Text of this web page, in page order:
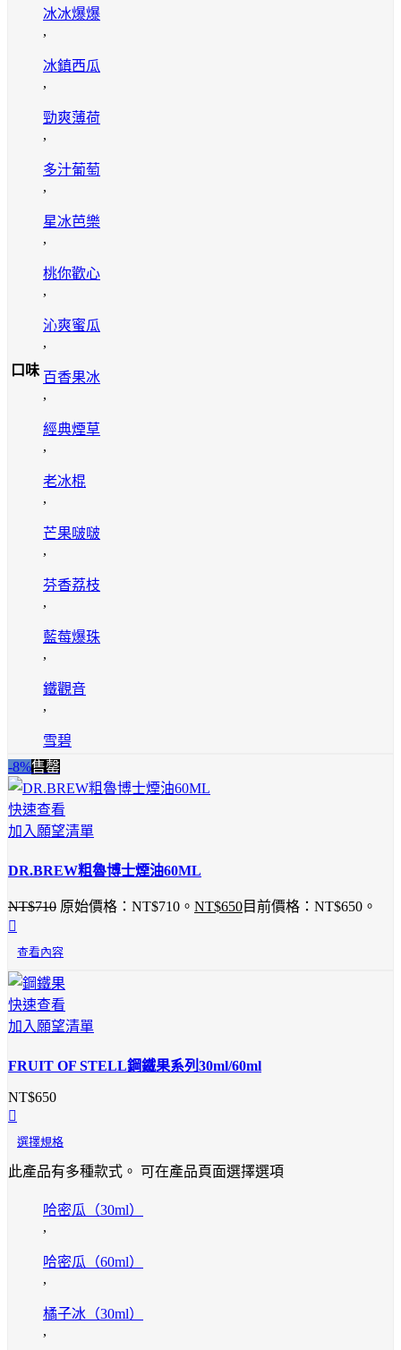
口味
冰冰爆爆
,
冰鎮西瓜
,
勁爽薄荷
,
多汁葡萄
,
星冰芭樂
,
桃你歡心
,
沁爽蜜瓜
,
百香果冰
,
經典煙草
,
老冰棍
,
芒果啵啵
,
芬香荔枝
,
藍莓爆珠
,
鐵觀音
,
雪碧
-8%售罄
快速查看
加入願望清單
DR.BREW粗魯博士煙油60ML
NT$710 原始價格：NT$710。 NT$650目前價格：NT$650。
查看內容
快速查看
加入願望清單
FRUIT OF STELL鋼鐵果系列30ml/60ml
NT$650
選擇規格
此產品有多種款式。 可在產品頁面選擇選項
哈密瓜（30ml）
,
哈密瓜（60ml）
,
橘子冰（30ml）
,